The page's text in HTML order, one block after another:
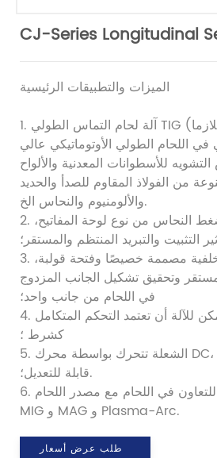
CJ-Series Longitudinal
الميزات والتطبيقات الرئيسية
1. آلة لحام التماس الطولي TIG (البلازما) الأوتوماتيكية
اللحام الطولي الأوتوماتيكي عالي
للأسطوانات المعدنية والألواح
من الفولاذ المقاوم للصدأ والحديد
والألومنيوم والنحاس الخ.
2. تم اعتماد آلية ضغط النحاس من نوع لوحة المفاتيح،
التثبيت والتبريد المنتظم والمستقر؛
3. كتلة نحاسية واقية خلفية مصممة خصيصًا وفتحة قولبة،
وتحقيق تشكيل الجانب المزدوج
في اللحام من جانب واحد؛
4. يمكن للآلة أن تعتمد التحكم المتكامل PLC أو التتابع
كشرط ؛
5. الشعلة تتحرك بواسطة محرك DC، سرعة اللحام ستبليس
قابلة للتعديل؛.
6. التقدم بطلب للتعاون في اللحام مع مصدر اللحام TIG و
MIG و MAG و Plasma-Arc.
طلب عرض أسعار